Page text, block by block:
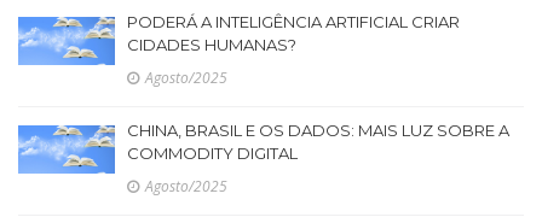
PODERÁ A INTELIGÊNCIA ARTIFICIAL CRIAR
CIDADES HUMANAS?
Agosto/2025
CHINA, BRASIL E OS DADOS: MAIS LUZ SOBRE A
COMMODITY DIGITAL
Agosto/2025